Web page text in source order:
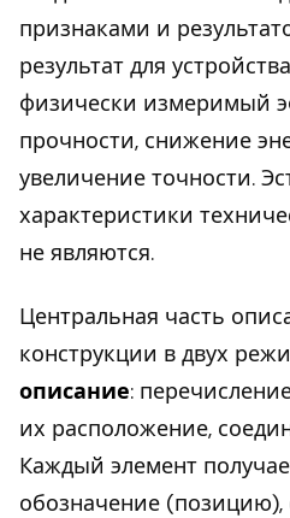
признаками и
результат для
физически измеримый
прочности, снижение
увеличение точности.
характеристики
не являются.
Центральная часть
конструкции в двух
описание:
их расположение,
Каждый элемент
обозначение (позицию),